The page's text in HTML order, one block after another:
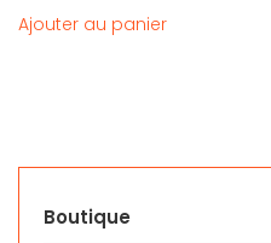
Ajouter au panier
Boutique